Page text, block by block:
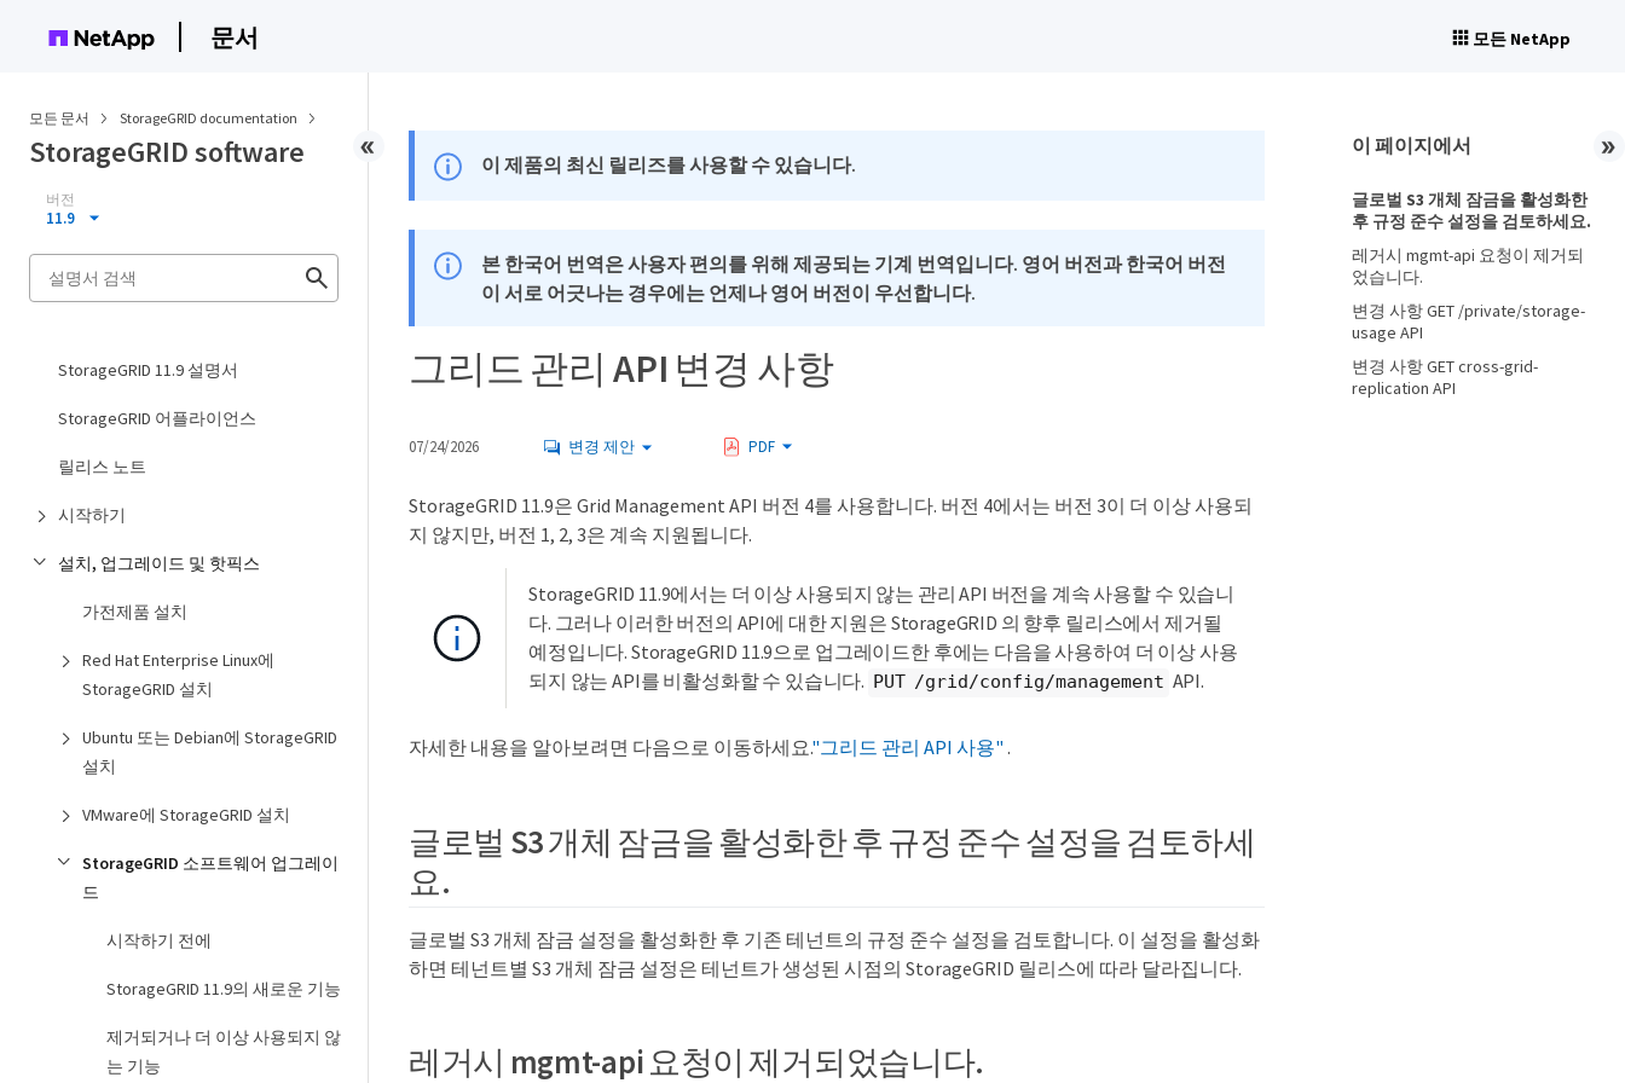
문서 모든 NetApp
모든 문서 StorageGRID documentation
StorageGRID software
버전
11.9
StorageGRID 11.9 설명서
StorageGRID 어플라이언스
릴리스 노트
시작하기
설치, 업그레이드 및 핫픽스
가전제품 설치
Red Hat Enterprise Linux에
StorageGRID 설치
Ubuntu 또는 Debian에 StorageGRID
설치
VMware에 StorageGRID 설치
StorageGRID 소프트웨어 업그레이
드
시작하기 전에
StorageGRID 11.9의 새로운 기능
제거되거나 더 이상 사용되지 않
는 기능
이 제품의 최신 릴리즈를 사용할 수 있습니다.
본 한국어 번역은 사용자 편의를 위해 제공되는 기계 번역입니다. 영어 버전과 한국어 버전
이 서로 어긋나는 경우에는 언제나 영어 버전이 우선합니다.
그리드 관리 API 변경 사항
07/24/2026 변경 제안 PDF
StorageGRID 11.9은 Grid Management API 버전 4를 사용합니다. 버전 4에서는 버전 3이 더 이상 사용되
지 않지만, 버전 1, 2, 3은 계속 지원됩니다.
StorageGRID 11.9에서는 더 이상 사용되지 않는 관리 API 버전을 계속 사용할 수 있습니
다. 그러나 이러한 버전의 API에 대한 지원은 StorageGRID 의 향후 릴리스에서 제거될
예정입니다. StorageGRID 11.9으로 업그레이드한 후에는 다음을 사용하여 더 이상 사용
되지 않는 API를 비활성화할 수 있습니다. PUT /grid/config/management API.
자세한 내용을 알아보려면 다음으로 이동하세요."그리드 관리 API 사용" .
글로벌 S3 개체 잠금을 활성화한 후 규정 준수 설정을 검토하세
요.
글로벌 S3 개체 잠금 설정을 활성화한 후 기존 테넌트의 규정 준수 설정을 검토합니다. 이 설정을 활성화
하면 테넌트별 S3 개체 잠금 설정은 테넌트가 생성된 시점의 StorageGRID 릴리스에 따라 달라집니다.
레거시 mgmt-api 요청이 제거되었습니다.
이 페이지에서
글로벌 S3 개체 잠금을 활성화한
후 규정 준수 설정을 검토하세요.
레거시 mgmt-api 요청이 제거되
었습니다.
변경 사항 GET /private/storage-
usage API
변경 사항 GET cross-grid-
replication API